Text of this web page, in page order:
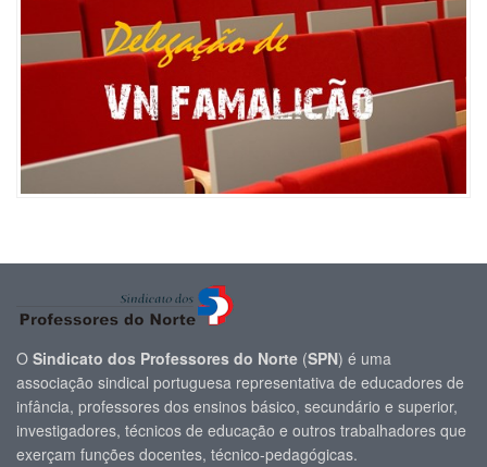
O Sindicato dos Professores do Norte (SPN) é uma
associação sindical portuguesa representativa de educadores de
infância, professores dos ensinos básico, secundário e superior,
investigadores, técnicos de educação e outros trabalhadores que
exerçam funções docentes, técnico-pedagógicas.